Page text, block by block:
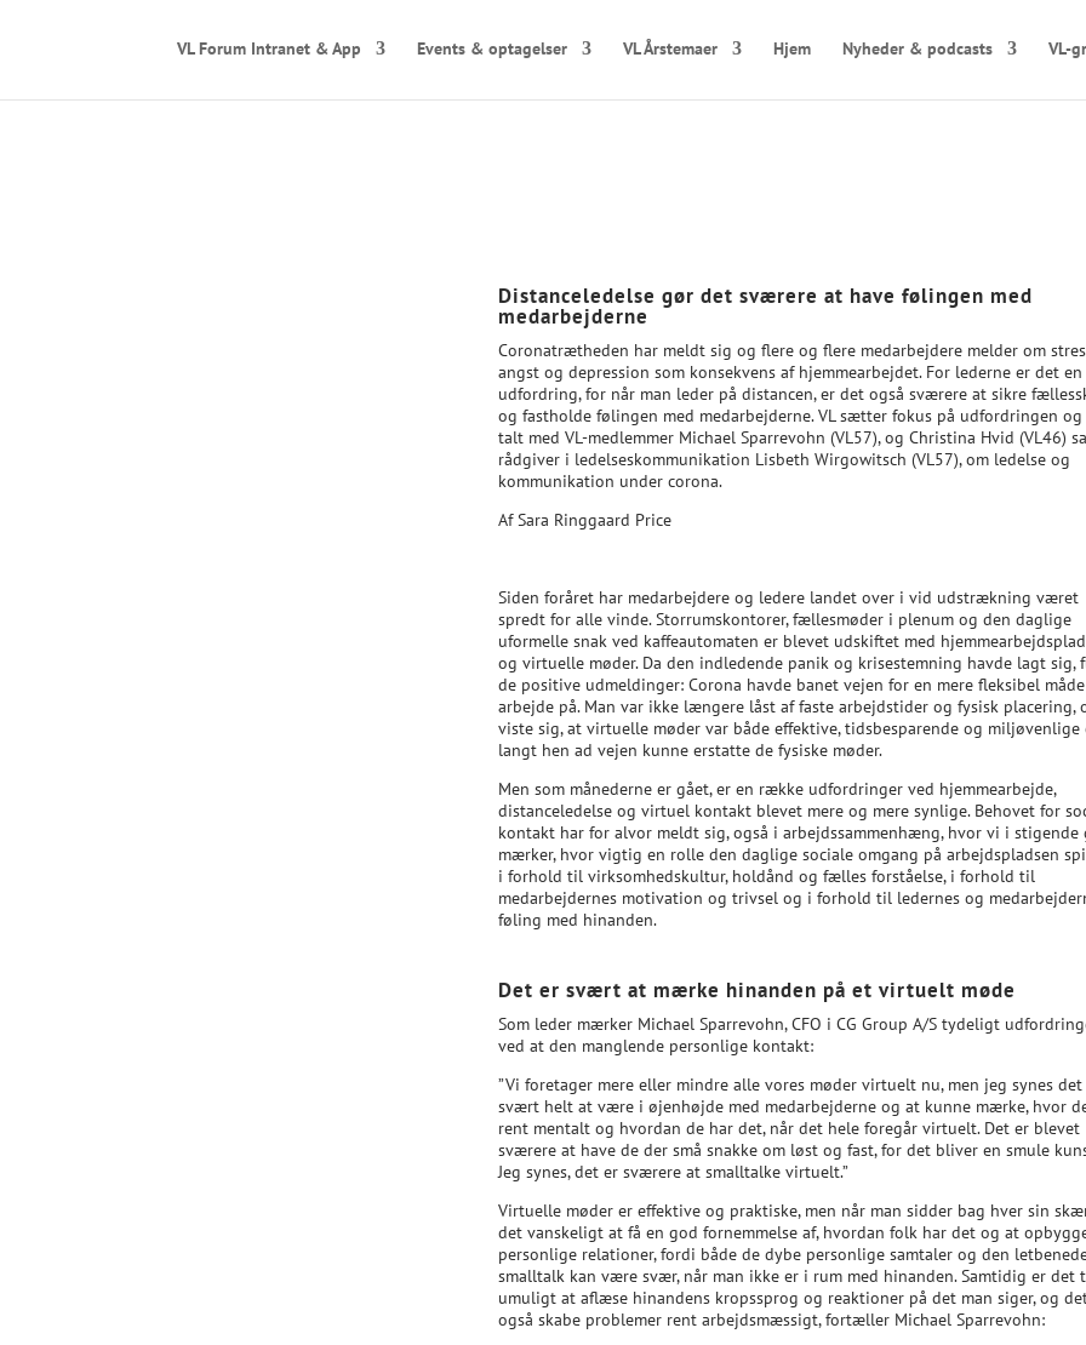
VL Forum Intranet & App Events & optagelser VL Årstemaer Hjem Nyheder & podcasts VL-
Distanceledelse gør det sværere at have følingen med
medarbejderne
Coronatrætheden har meldt sig og flere og flere medarbejdere melder om
angst og depression som konsekvens af hjemmearbejdet. For lederne er det en
udfordring, for når man leder på distancen, er det også sværere at sikre
og fastholde følingen med medarbejderne. VL sætter fokus på udfordringen
talt med VL-medlemmer Michael Sparrevohn (VL57), og Christina Hvid (VL46)
rådgiver i ledelseskommunikation Lisbeth Wirgowitsch (VL57), om ledelse og
kommunikation under corona.
Af Sara Ringgaard Price
Siden foråret har medarbejdere og ledere landet over i vid udstrækning været
spredt for alle vinde. Storrumskontorer, fællesmøder i plenum og den daglige
uformelle snak ved kaffeautomaten er blevet udskiftet med
og virtuelle møder. Da den indledende panik og krisestemning havde lagt sig,
de positive udmeldinger: Corona havde banet vejen for en mere fleksibel
arbejde på. Man var ikke længere låst af faste arbejdstider og fysisk placering,
viste sig, at virtuelle møder var både effektive, tidsbesparende og miljøvenlige
langt hen ad vejen kunne erstatte de fysiske møder.
Men som månederne er gået, er en række udfordringer ved hjemmearbejde,
distanceledelse og virtuel kontakt blevet mere og mere synlige. Behovet for
kontakt har for alvor meldt sig, også i arbejdssammenhæng, hvor vi i stigende
mærker, hvor vigtig en rolle den daglige sociale omgang på arbejdspladsen
i forhold til virksomhedskultur, holdånd og fælles forståelse, i forhold til
medarbejdernes motivation og trivsel og i forhold til ledernes og
føling med hinanden.
Det er svært at mærke hinanden på et virtuelt møde
Som leder mærker Michael Sparrevohn, CFO i CG Group A/S tydeligt
ved at den manglende personlige kontakt:
”Vi foretager mere eller mindre alle vores møder virtuelt nu, men jeg synes det
svært helt at være i øjenhøjde med medarbejderne og at kunne mærke, hvor
rent mentalt og hvordan de har det, når det hele foregår virtuelt. Det er blevet
sværere at have de der små snakke om løst og fast, for det bliver en smule
Jeg synes, det er sværere at smalltalke virtuelt.”
Virtuelle møder er effektive og praktiske, men når man sidder bag hver sin
det vanskeligt at få en god fornemmelse af, hvordan folk har det og at
personlige relationer, fordi både de dybe personlige samtaler og den
smalltalk kan være svær, når man ikke er i rum med hinanden. Samtidig er det
umuligt at aflæse hinandens kropssprog og reaktioner på det man siger, og
også skabe problemer rent arbejdsmæssigt, fortæller Michael Sparrevohn: